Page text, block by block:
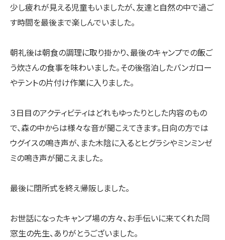
少し疲れが見える児童もいましたが、友達と自然の中で過ご
す時間を最後まで楽しんでいました。
朝礼後は朝食の調理に取り掛かり、最後のキャンプでの飯ご
う炊さんの食事を味わいました。その後宿泊したバンガロー
やテントの片付け作業に入りました。
３日目のアクティビティはどれもゆったりとした内容のもの
で、森の中からは様々な音が聞こえてきます。日向の方では
ウグイスの鳴き声が、また木陰に入るとヒグラシやミンミンゼ
ミの鳴き声が聞こえました。
最後に閉所式を終え帰阪しました。
お世話になったキャンプ場の方々、お手伝いに来てくれた同
窓生の先生、ありがとうございました。